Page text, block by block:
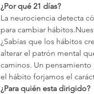
¿Por qué 21 días?
La neurociencia detecta
para cambiar
¿Sabías que los hábitos
alterar el patrón mental
caminos. Un
el hábito forjamos el
¿Para quién esta dirigido?